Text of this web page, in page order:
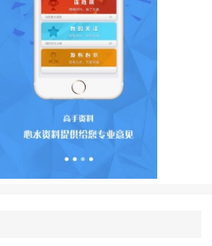
够根据用户设置及时推送相关
可第一时间收到通知。
更新速度快，用户打开软件即
间。
图表方式展示长期遗漏变化情